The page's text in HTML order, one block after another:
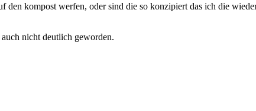
kompost werfen, oder sind die so konzipiert das ich die
nicht deutlich geworden.